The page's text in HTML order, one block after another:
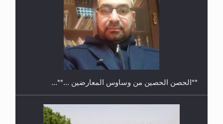
معرض القرآن الكريم لمدة ثلاثين يوما في مكتبة مدينة
ريهيماكي في فنلند
**الحصن الحصين من وساوس المعارضين ...**...